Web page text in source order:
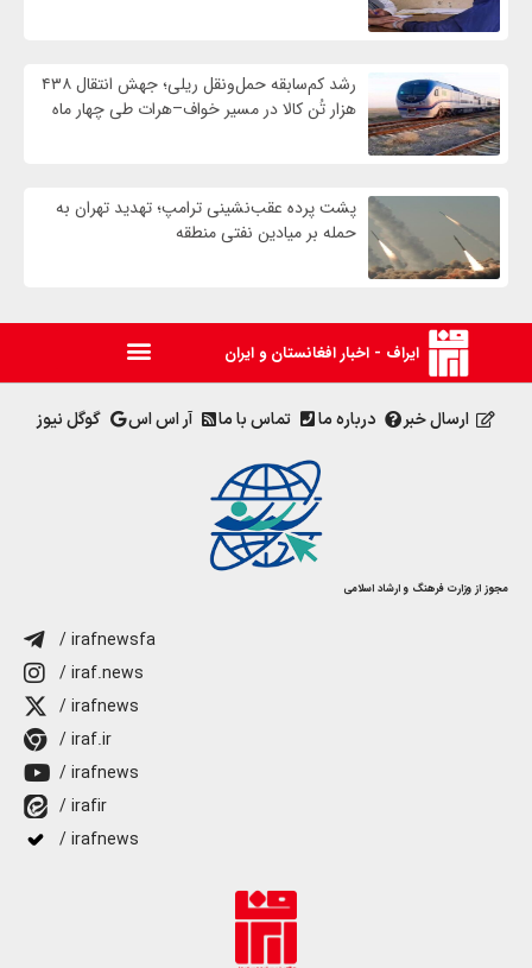
رشد کم‌سابقه حمل‌ونقل ریلی؛ جهش انتقال ۴۳۸
هزار تُن کالا در مسیر خواف–هرات طی چهار ماه
پشت پرده عقب‌نشینی ترامپ؛ تهدید تهران به
حمله بر ميادين نفتی منطقه
ایراف - اخبار افغانستان و ایران
ارسال خبر درباره ما تماس با ما آر اس اس گوگل نیوز
مجوز از وزارت فرهنگ و ارشاد اسلامی
/ irafnewsfa
/ iraf.news
/ irafnews
/ iraf.ir
/ irafnews
/ irafir
/ irafnews